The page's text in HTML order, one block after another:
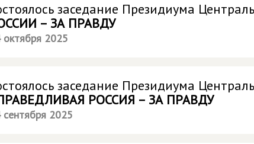
заседание Президиума
– ЗА ПРАВДУ
октября 2025
заседание Президиума
РОССИЯ – ЗА ПРАВДУ
сентября 2025